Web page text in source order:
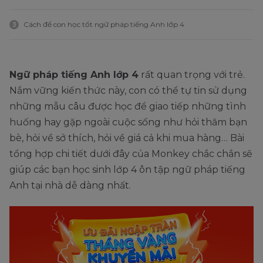
3 Cách để con học tốt ngữ pháp tiếng Anh lớp 4
Ngữ pháp tiếng Anh lớp 4 rất quan trọng với trẻ.
Nắm vững kiến thức này, con có thể tự tin sử dụng
những mẫu câu được học để giao tiếp những tình
huống hay gặp ngoài cuộc sống như hỏi thăm bạn
bè, hỏi về sở thích, hỏi về giá cả khi mua hàng… Bài
tổng hợp chi tiết dưới đây của Monkey chắc chắn sẽ
giúp các bạn học sinh lớp 4 ôn tập ngữ pháp tiếng
Anh tại nhà dễ dàng nhất.